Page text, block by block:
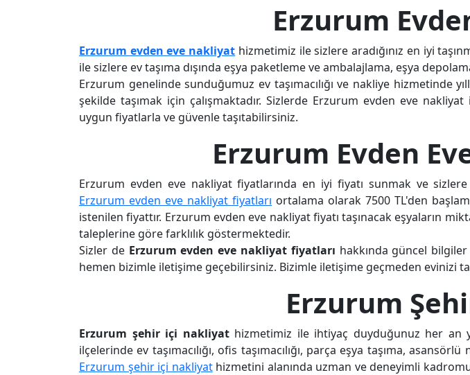
Erzurum
Erzurum evden eve nakliyat hizmetimiz ile sizlere aradığınız en iyi
ile sizlere ev taşıma dışında eşya paketleme ve ambalajlama, eşya
Erzurum genelinde sunduğumuz ev taşımacılığı ve nakliye hizmetinde
şekilde taşımak için çalışmaktadır. Sizlerde Erzurum evden eve
uygun fiyatlarla ve güvenle taşıtabilirsiniz.
Erzurum Evden
Erzurum evden eve nakliyat fiyatlarında en iyi fiyatı sunmak ve
Erzurum evden eve nakliyat fiyatları ortalama olarak 7500 TL'den
istenilen fiyattır. Erzurum evden eve nakliyat fiyatı taşınacak eşyaların
taleplerine göre farklılık göstermektedir.
Sizler de Erzurum evden eve nakliyat fiyatları hakkında güncel
hemen bizimle iletişime geçebilirsiniz. Bizimle iletişime geçmeden evinizi
Erzurum
Erzurum şehir içi nakliyathizmetimiz ile ihtiyaç duyduğunuz her an
ilçelerinde ev taşımacılığı, ofis taşımacılığı, parça eşya taşıma,
Erzurum şehir içi nakliyathizmetini alanında uzman ve deneyimli